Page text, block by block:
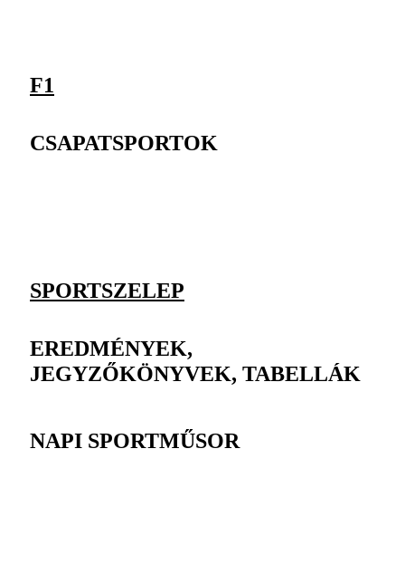
F1
CSAPATSPORTOK
SPORTSZELEP
EREDMÉNYEK,
JEGYZŐKÖNYVEK, TABELLÁK
NAPI SPORTMŰSOR